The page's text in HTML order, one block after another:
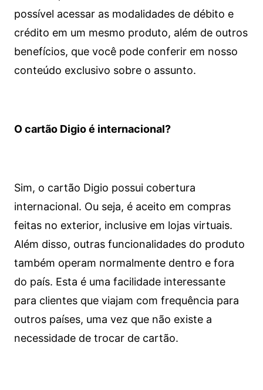
possível acessar as modalidades de débito e
crédito em um mesmo produto, além de outros
benefícios, que você pode conferir em nosso
conteúdo exclusivo sobre o assunto.
O cartão Digio é internacional?
Sim, o cartão Digio possui cobertura
internacional. Ou seja, é aceito em compras
feitas no exterior, inclusive em lojas virtuais.
Além disso, outras funcionalidades do produto
também operam normalmente dentro e fora
do país. Esta é uma facilidade interessante
para clientes que viajam com frequência para
outros países, uma vez que não existe a
necessidade de trocar de cartão.